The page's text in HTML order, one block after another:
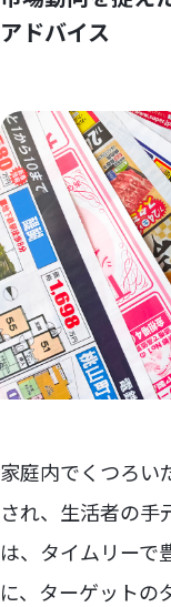
アドバイス
家庭内でくつろい
され、生活者の手
は、タイムリーで
に、ターゲットの